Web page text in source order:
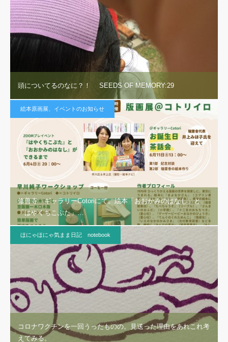
頭についてるのなに？！ SEEDS OF MEMORY:29
絵本原画展、イベントのお知らせ
修善寺 ギャラリーCotoriにて。絵本「おおかみのはなし」と
「はやくちこぶた」…
ほにゃほにゃ気まま日記 notebook
コロナワクチンを一回うったものの。見送った理由をあれこれ考
えてみる。